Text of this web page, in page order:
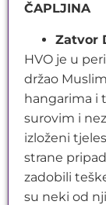
ČAPLJINA
Zatvor
HVO je u
držao
hangarima i
surovim i
izloženi
strane
zadobili
su neki od